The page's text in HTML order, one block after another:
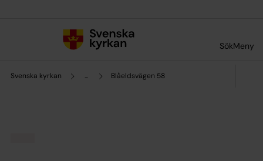
SökMeny
Svenska kyrkan ... Blåeldsvägen 58